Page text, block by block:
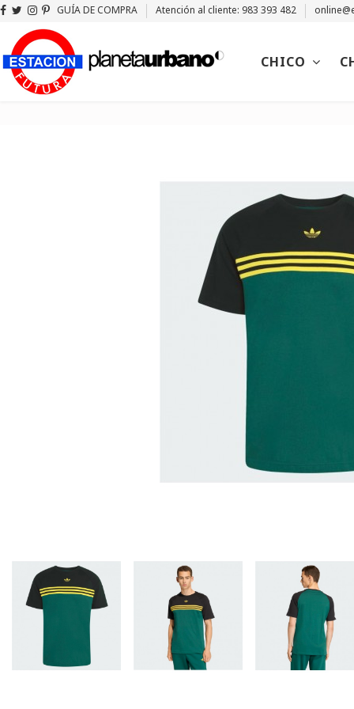
GUÍA DE COMPRA Atención al cliente: 983 393 482
CHICO